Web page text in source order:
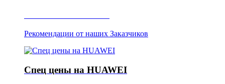
Рекомендации от наших Заказчиков
Спец цены на HUAWEI